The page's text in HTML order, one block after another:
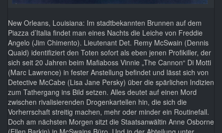
New Orleans, Louisiana: Im stadtbekannten Brunnen auf dem
Piazza d’Italia findet man eines Nachts die Leiche von Freddie
Angelo (Jim Chimento). Lieutenant Det. Remy McSwain (Dennis
Quaid) identifiziert den Toten sofort als eben jenen Profikiller, der
sich seit 20 Jahren beim Mafiaboss Vinnie „The Cannon“ Di Motti
(Marc Lawrence) in fester Anstellung befindet und lässt sich von
Detective McCabe (Lisa Jane Persky) über die spärlichen Indizien
zum Tathergang ins Bild setzen. Alles deutet auf einen Mord
zwischen rivalisierenden Drogenkartellen hin, die sich die
Vorherrschaft streitig machen, mehr oder minder ein Routinefall.
Doch am nächsten Morgen sitzt die Staatsanwältin Anne Osborne